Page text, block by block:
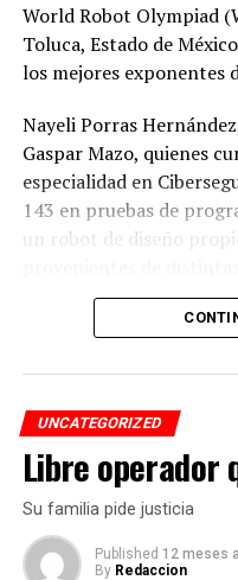
RELATED TOPICS:
DESPUÉS
ANTES
“No vamos a tirar la
World Robot Olympiad
Toluca, Estado de
los mejores exponentes
Nayeli Porras
Gaspar Mazo, quienes
especialidad en
143 en pruebas de
un robot de diseño
El desempeño
calificar a la siguiente
tendrá lugar los días 5 y
Quintana Roo.
De obtener resultados
tendría la posibilidad de
internacional de la WRO,
UNCATEGORIZED
Libre operador
Su familia pide justicia
Published 12 meses
By Redaccion